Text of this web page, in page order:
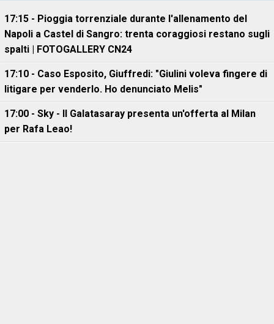
17:15 - Pioggia torrenziale durante l'allenamento del
Napoli a Castel di Sangro: trenta coraggiosi restano sugli
spalti | FOTOGALLERY CN24
17:10 - Caso Esposito, Giuffredi: "Giulini voleva fingere di
litigare per venderlo. Ho denunciato Melis"
17:00 - Sky - Il Galatasaray presenta un'offerta al Milan
per Rafa Leao!